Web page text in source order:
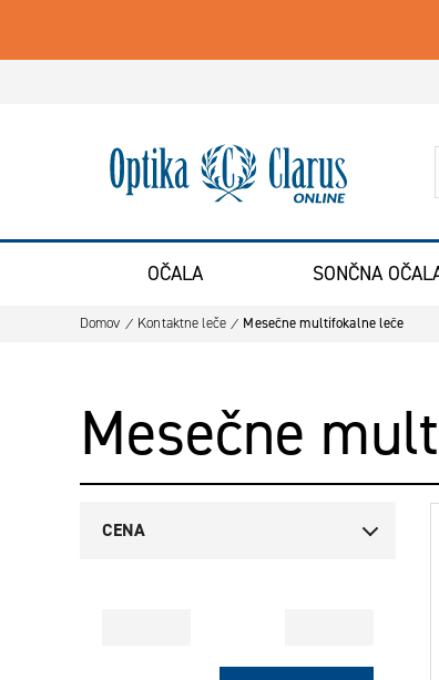
Pojdite na domačo stran
OČALA SONČNA
Domov Kontaktne leče Mesečne multifokalne leče
Mesečne
CENA